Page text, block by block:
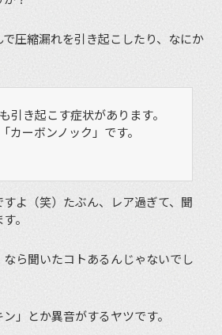
圧縮漏れを引き起こしたり、なにか
引き起こす症状があります。
カーボンノック」です。
よ（笑）たぶん、レア過ぎて、聞
。
ら聞いたコトあるんじゃないでし
」とか異音がするヤツです。